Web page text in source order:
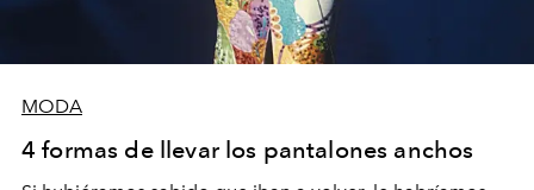
MODA
4 formas de llevar los pantalones anchos